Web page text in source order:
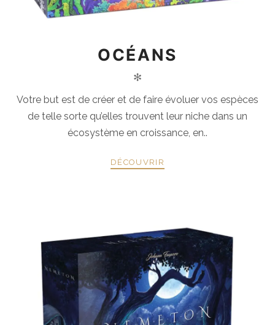
OCÉANS
✻
Votre but est de créer et de faire évoluer vos espèces
de telle sorte qu’elles trouvent leur niche dans un
écosystème en croissance, en..
DÉCOUVRIR